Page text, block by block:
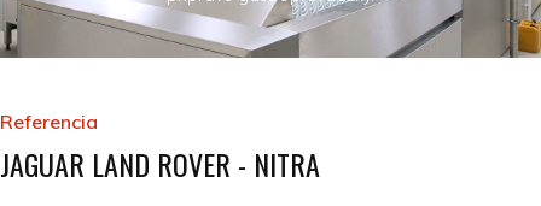
Referencia
JAGUAR LAND ROVER - NITRA